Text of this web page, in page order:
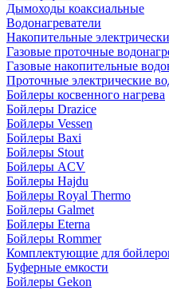
Дымоходы коаксиальные
Водонагреватели
Накопительные
Газовые проточные
Газовые накопительные
Проточные электрические
Бойлеры косвенного нагрева
Бойлеры Drazice
Бойлеры Vessen
Бойлеры Baxi
Бойлеры Stout
Бойлеры ACV
Бойлеры Hajdu
Бойлеры Royal Thermo
Бойлеры Galmet
Бойлеры Eterna
Бойлеры Rommer
Комплектующие для
Буферные емкости
Бойлеры Gekon